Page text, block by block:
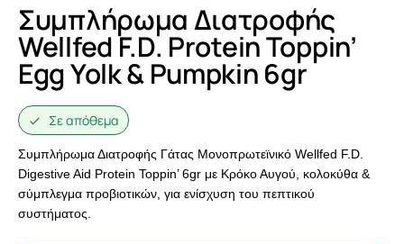
Συμπλήρωμα Διατροφής
Wellfed F.D. Protein Toppin’
Egg Yolk & Pumpkin 6gr
Σε απόθεμα
Συμπλήρωμα Διατροφής Γάτας Μονοπρωτεϊνικό Wellfed F.D.
Digestive Aid Protein Toppin’ 6gr με Κρόκο Αυγού, κολοκύθα &
σύμπλεγμα προβιοτικών, για ενίσχυση του πεπτικού
συστήματος.